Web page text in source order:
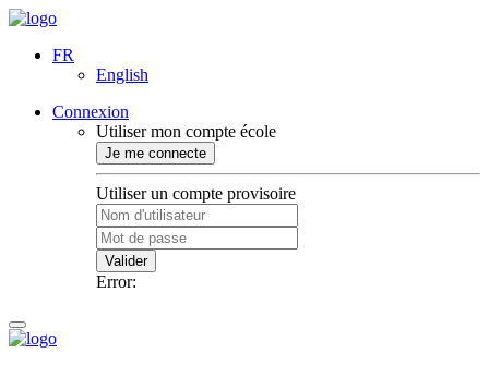
FR
English
Connexion
Utiliser mon compte école
Je me connecte
Utiliser un compte provisoire
Valider
Error: